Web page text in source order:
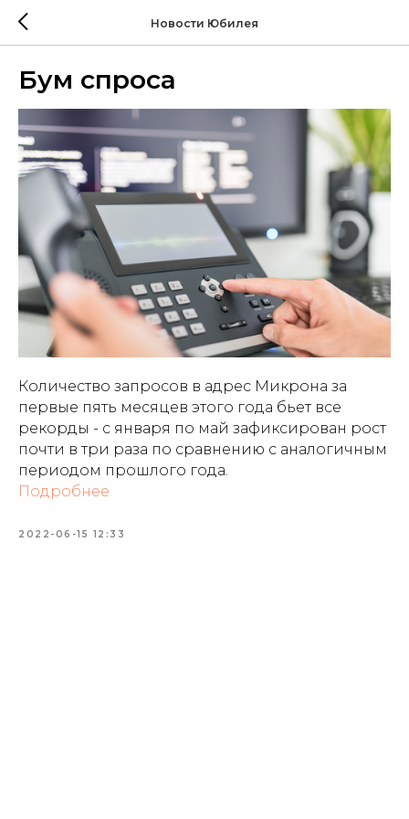
Новости Юбилея
Бум спроса
Количество запросов в адрес Микрона за
первые пять месяцев этого года бьет все
рекорды - с января по май зафиксирован рост
почти в три раза по сравнению с аналогичным
периодом прошлого года.
Подробнее
2022-06-15 12:33